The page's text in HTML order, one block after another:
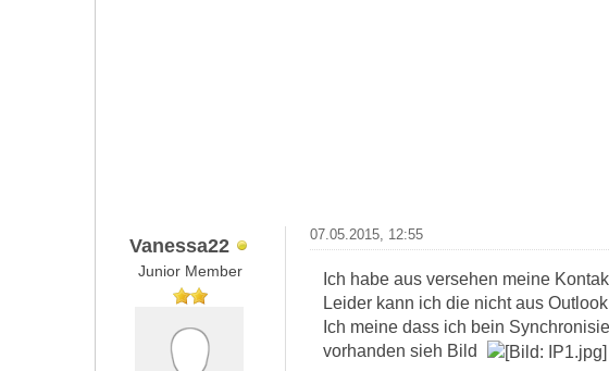
Vanessa22
Junior Member
07.05.2015, 12:55
Ich habe aus versehen meine
Leider kann ich die nicht aus
Ich meine dass ich bein
vorhanden sieh Bild